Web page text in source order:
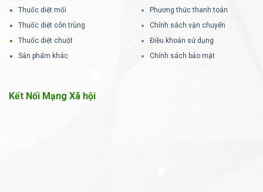
Thuốc diệt mối
Thuốc diệt côn trùng
Thuốc diệt chuột
Sản phẩm khác
Phương thức thanh toán
Chính sách vận chuyển
Điều khoản sử dụng
Chính sách bảo mật
Kết Nối Mạng Xã hội